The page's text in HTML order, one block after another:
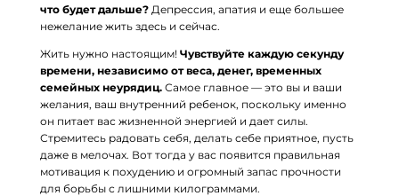
что будет дальше? Депрессия, апатия и еще большее
нежелание жить здесь и сейчас.
Жить нужно настоящим! Чувствуйте каждую секунду
времени, независимо от веса, денег, временных
семейных неурядиц. Самое главное — это вы и ваши
желания, ваш внутренний ребенок, поскольку именно
он питает вас жизненной энергией и дает силы.
Стремитесь радовать себя, делать себе приятное, пусть
даже в мелочах. Вот тогда у вас появится правильная
мотивация к похудению и огромный запас прочности
для борьбы с лишними килограммами.